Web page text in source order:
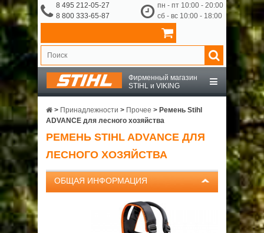
8 495 212-05-27
8 800 333-65-87
пн - пт 10:00 - 20:00
сб - вс 10:00 - 18:00
Фирменный магазин
STIHL и VIKING
STIHL
VIKING
OCHSENKOPF
> Принадлежности > Прочее > Ремень Stihl
ADVANCE для лесного хозяйства
РЕМЕНЬ STIHL ADVANCE ДЛЯ
ЛЕСНОГО ХОЗЯЙСТВА
ОБЩАЯ ИНФОРМАЦИЯ